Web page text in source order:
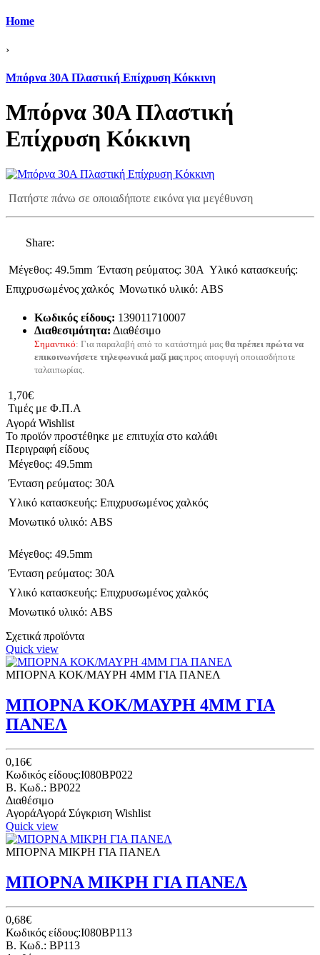
Home
›
Μπόρνα 30A Πλαστική Επίχρυση Κόκκινη
Μπόρνα 30A Πλαστική
Επίχρυση Κόκκινη
Πατήστε πάνω σε οποιαδήποτε εικόνα για μεγέθυνση
Share:
 Μέγεθος: 49.5mm  Ένταση ρεύματος: 30A  Υλικό κατασκευής:
Επιχρυσωμένος χαλκός  Μονωτικό υλικό: ABS
Κωδικός είδους: 139011710007
Διαθεσιμότητα: Διαθέσιμο
Σημαντικό: Για παραλαβή από το κατάστημά μας θα πρέπει πρώτα να
επικοινωνήσετε τηλεφωνικά μαζί μαςπρος αποφυγή οποιασδήποτε
ταλαιπωρίας.
1,70€
Τιμές με Φ.Π.Α
Αγορά Wishlist
Το προϊόν προστέθηκε με επιτυχία στο καλάθι
Περιγραφή είδους
 Μέγεθος: 49.5mm
 Ένταση ρεύματος: 30A
 Υλικό κατασκευής: Επιχρυσωμένος χαλκός
 Μονωτικό υλικό: ABS
 Μέγεθος: 49.5mm
 Ένταση ρεύματος: 30A
 Υλικό κατασκευής: Επιχρυσωμένος χαλκός
 Μονωτικό υλικό: ABS
Σχετικά προϊόντα
Quick view
ΜΠΟΡΝΑ ΚΟΚ/ΜΑΥΡΗ 4ΜΜ ΓΙΑ ΠΑΝΕΛ
ΜΠΟΡΝΑ ΚΟΚ/ΜΑΥΡΗ 4ΜΜ ΓΙΑ
ΠΑΝΕΛ
0,16€
Κωδικός είδους:I080BP022
B. Κωδ.: BP022
Διαθέσιμο
ΑγοράΑγορά Σύγκριση Wishlist
Quick view
ΜΠΟΡΝΑ ΜΙΚΡΗ ΓΙΑ ΠΑΝΕΛ
ΜΠΟΡΝΑ ΜΙΚΡΗ ΓΙΑ ΠΑΝΕΛ
0,68€
Κωδικός είδους:I080BP113
B. Κωδ.: BP113